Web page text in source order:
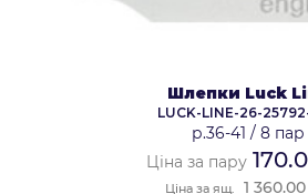
Шлепки Luck
LUCK-LINE-26-
р.36-41 / 8 пар
Ціна за пару
Ціна за ящ. 1 360.00